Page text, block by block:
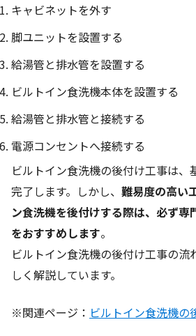
キャビネットを外す
脚ユニットを設置する
給湯管と排水管を設置する
ビルトイン食洗機本体を設置する
給湯管と排水管と接続する
電源コンセントへ接続する
ビルトイン食洗機の後付け工事は、
完了します。しかし、 難易度の高い
ン食洗機を後付けする際は、必ず専
をおすすめします。
ビルトイン食洗機の後付け工事の流
しく解説しています。
※関連ページ： ビルトイン食洗機の